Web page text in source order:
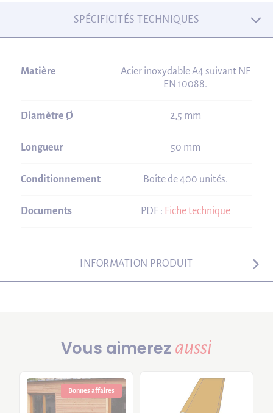
SPÉCIFICITÉS TECHNIQUES
Matière
Acier inoxydable A4 suivant NF
EN 10088.
Diamètre Ø 2,5 mm
Longueur 50 mm
Conditionnement Boîte de 400 unités.
Documents PDF : Fiche technique
INFORMATION PRODUIT
Vous aimerez aussi
Bonnes affaires